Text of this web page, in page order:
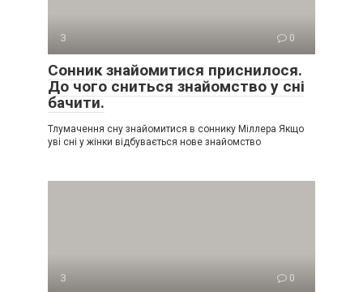
З 0
Сонник знайомитися приснилося.
До чого сниться знайомство у сні
бачити.
Тлумачення сну знайомитися в соннику Міллера Якщо
уві сні у жінки відбувається нове знайомство
З 0